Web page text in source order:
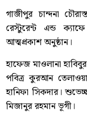
গাজীপুর চান্দনা
রেস্টুরেন্ট এন্ড
আত্মপ্রকাশ অনুষ্ঠান।
হাফেজ মাওলানা
পবিত্র কুরআন
হানিফা সিকদার।
মিজানুর রহমান ভূগী।